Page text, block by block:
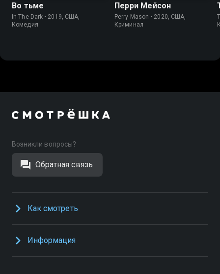
Во тьме
In The Dark • 2019, США,
Комедия
Перри Мейсон
Perry Mason • 2020, США,
Криминал
Возникли вопросы?
Обратная связь
Как смотреть
Информация